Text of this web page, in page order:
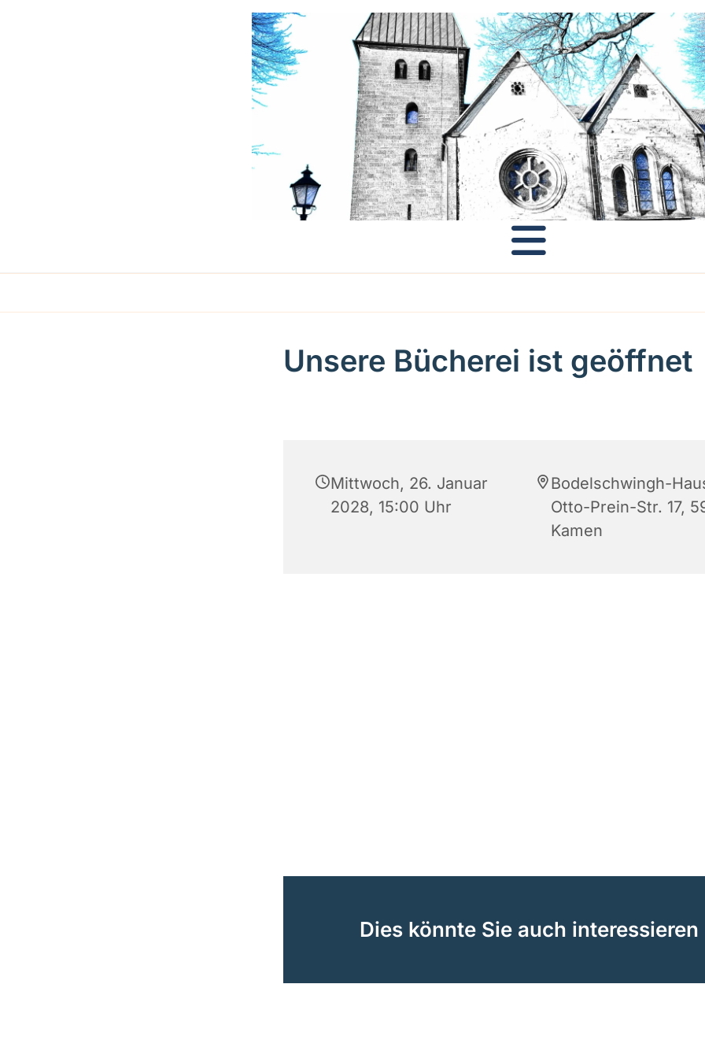
Unsere Bücherei ist geöffnet
Mittwoch, 26. Januar
2028, 15:00 Uhr
Bodelschwingh-
Otto-Prein-Str. 17,
Kamen
Dies könnte Sie auch interessieren